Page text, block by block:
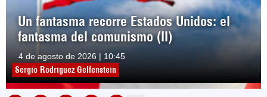
Un fantasma recorre Estados Unidos: el
fantasma del comunismo (II)
4 de agosto de 2026 | 10:45
Sergio Rodríguez Gelfenstein